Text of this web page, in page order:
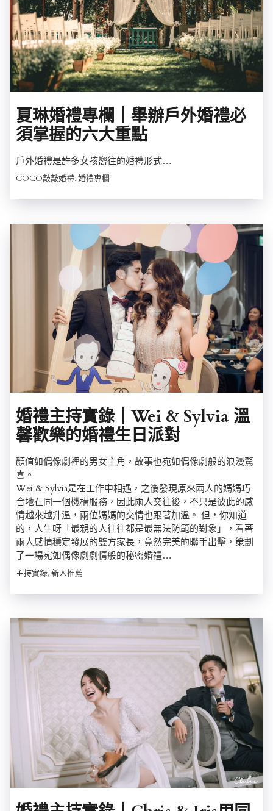
夏琳婚禮專欄｜舉辦戶外婚禮必
須掌握的六大重點
戶外婚禮是許多女孩嚮往的婚禮形式…
COCO敲敲婚禮, 婚禮專欄
婚禮主持實錄｜Wei & Sylvia 溫
馨歡樂的婚禮生日派對
顏值如偶像劇裡的男女主角，故事也宛如偶像劇般的浪漫驚
喜。
Wei & Sylvia是在工作中相遇，之後發現原來兩人的媽媽巧
合地在同一個機構服務，因此兩人交往後，不只是彼此的感
情越來越升溫，兩位媽媽的交情也跟著加溫。 但，你知道
的，人生呀「最親的人往往都是最無法防範的對象」，看著
兩人感情穩定發展的雙方家長，竟然完美的聯手出擊，策劃
了一場宛如偶像劇劇情般的秘密婚禮…
主持實錄, 新人推薦